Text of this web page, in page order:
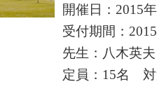
開催日：2015
受付期間：
先生：八木英
定員：15名 対